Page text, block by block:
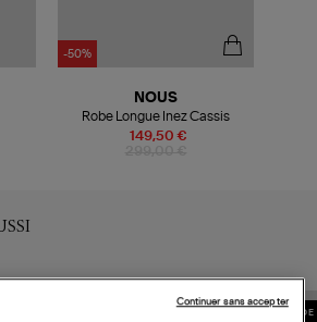
-50%
149,50 €
NOUS
Robe Longue Inez Cassis
Continuer sans accepter